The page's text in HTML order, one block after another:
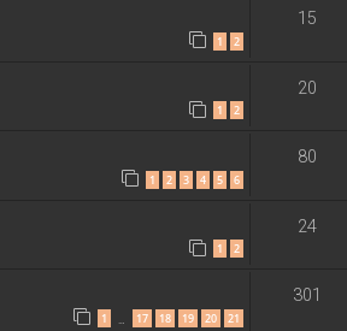
1 2
15
1 2
20
1 2 3 4 5 6
80
1 2
24
1 … 17 18 19 20 21
301